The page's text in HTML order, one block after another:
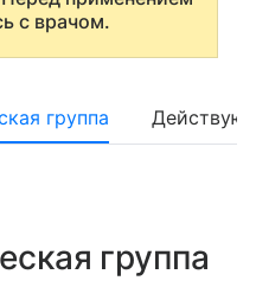
с врачом.
группа
группа